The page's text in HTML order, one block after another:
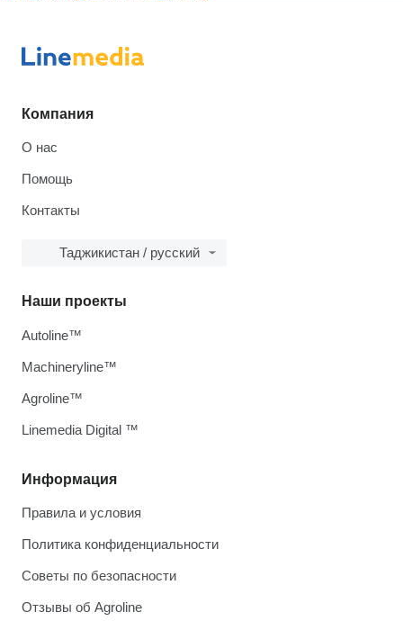
Компания
О нас
Помощь
Контакты
Таджикистан / русский
Информация
Правила и условия
Политика конфиденциальности
Советы по безопасности
Отзывы об Agroline
Наши проекты
Autoline™
Machineryline™
Agroline™
Linemedia Digital ™